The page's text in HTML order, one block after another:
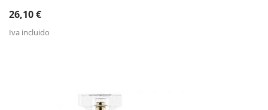
26,10€
Iva incluido